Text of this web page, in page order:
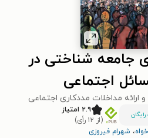
جامعه شناختی در
اجتماعی
ارائه مداخلات مددکاری اجتماعی
۲.۹ امتیاز
(از ۱۲ رأی)
، شهرام فیروزی